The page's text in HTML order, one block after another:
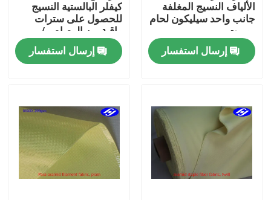
ضبط الجودة
أخبار
طلب اقتباس
الألياف النسيج المغلفة
جانب واحد سيليكون لحام
روبوت
إرسال استفسار
كيفلر البالستية النسيج
للحصول على سترات
واقية من الرصاص /
الدروع الواقية للبدن
إرسال استفسار